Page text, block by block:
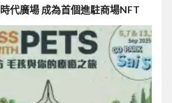
代廣場 成為首個進駐商場NFT